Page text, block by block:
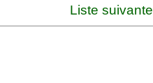
Liste suivante